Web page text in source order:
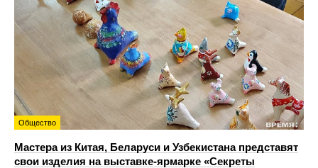
Общество
Мастера из Китая, Беларуси и Узбекистана представят
свои изделия на выставке-ярмарке «Секреты